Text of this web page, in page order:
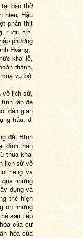
bàn thờ
hiền, Hậu
phần thịt
rượu, trà,
phương
Hoàng.
khai lễ,
thành,
vụ bội
về lịch sử,
răn đe
dân gian
trâu, đi
đất Bình
đình thần
thủa khai
lịch sử về
riêng và
những
dựng và
thể hiện
ơn những
sau tiếp
của cư
hóa của